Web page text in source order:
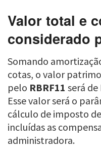
Valor total e
considerado
Somando
cotas, o valor
pelo RBRF11 será de
Esse valor será o
cálculo de imposto
incluídas as
administradora.